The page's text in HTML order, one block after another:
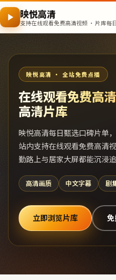
映悦高清
支持在线观看免费高清视频 · 片库每
映悦高清 · 全站免费点播
在线观看免费高
高清片库
映悦高清每日甄选口碑片单
站内支持在线观看免费高清
勤路上与居家大屏都能沉浸追
高清画质 中文字幕 剧
立即浏览片库